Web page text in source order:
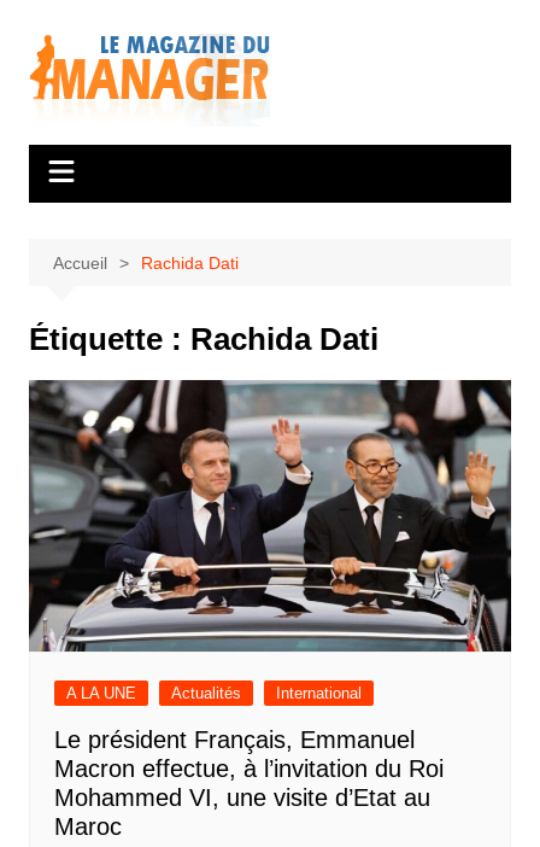
contenu
Accueil Rachida Dati
Étiquette : Rachida Dati
A LA UNE Actualités International
Le président Français, Emmanuel
Macron effectue, à l’invitation du Roi
Mohammed VI, une visite d’Etat au
Maroc